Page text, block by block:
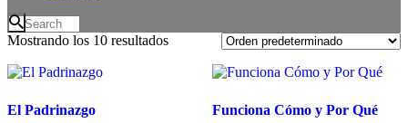
Mostrando los 10 resultados
El Padrinazgo Funciona Cómo y Por Qué